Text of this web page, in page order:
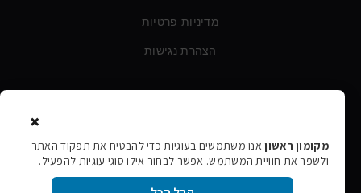
מדיניות פרטיות
הצהרת נגישות
טלפון: 054-760-6388
×
מקומון ראשוןאנו משתמשים בעוגיות כדי להבטיח את תפקוד האתר
ולשפר את חוויית המשתמש. אפשר לבחור אילו סוגי עוגיות להפעיל.